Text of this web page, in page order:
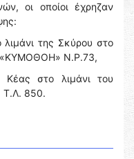
οι οποίοι έχρηζαν
της Σκύρου στο
«ΚΥΜΟΘΟΗ» Ν.Ρ.73,
στο λιμάνι του
Τ.Λ. 850.